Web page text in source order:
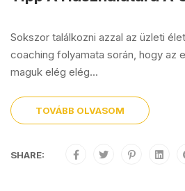
Sokszor találkozni azzal az üzleti
coaching folyamata során, hogy az
maguk elég elég...
TOVÁBB OLVASOM
SHARE: